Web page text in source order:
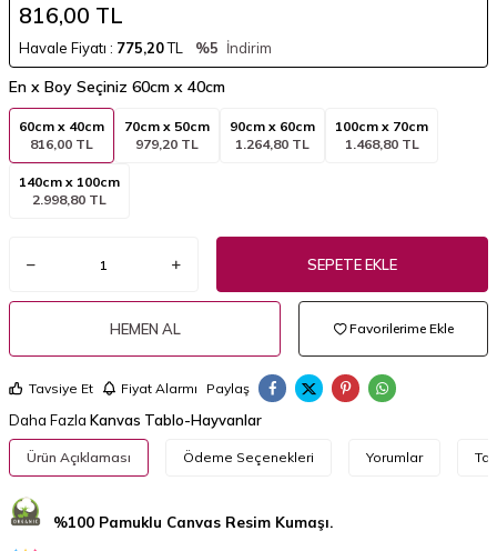
816,00 TL
Havale Fiyatı : 775,20TL %5 İndirim
En x Boy Seçiniz 60cm x 40cm
60cm x 40cm
816,00 TL
70cm x 50cm
979,20 TL
90cm x 60cm
1.264,80 TL
100cm x 70cm
1.468,80 TL
140cm x 100cm
2.998,80 TL
SEPETE EKLE
HEMEN AL Favorilerime Ekle
Tavsiye Et Fiyat Alarmı Paylaş
Daha Fazla Kanvas Tablo-Hayvanlar
Ürün Açıklaması Ödeme Seçenekleri Yorumlar
%100 Pamuklu Canvas Resim Kumaşı.